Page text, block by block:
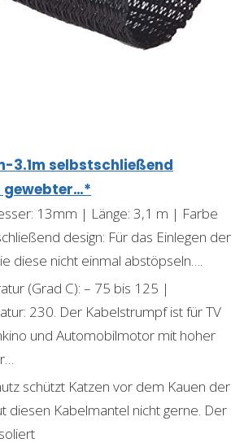
3.1m selbstschließend
gewebter…*
13mm | Länge: 3,1 m | Farbe
design: Für das Einlegen der
diese nicht einmal abstöpseln….
(Grad C): – 75 bis 125 |
230. Der Kabelstrumpf ist für TV
und Automobilmotor mit hoher
schützt Katzen vor dem Kauen der
diesen Kabelmantel nicht gerne. Der